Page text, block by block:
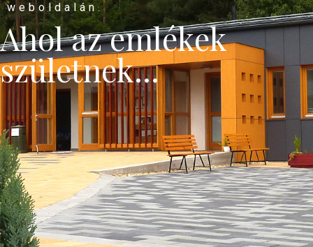
weboldalán.
Ahol az emlékek
születnek...